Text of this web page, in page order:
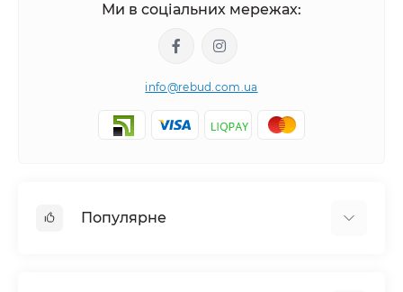
Ми в соціальних мережах:
info@rebud.com.ua
Популярне